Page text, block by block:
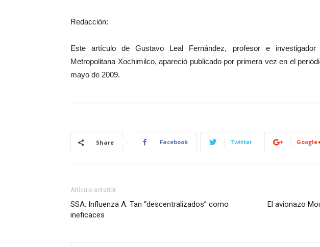
Redacción:
Este artículo de Gustavo Leal Fernández, profesor e
Metropolitana Xochimilco, apareció publicado por primera vez en el
mayo de 2009.
Share Facebook Twitter Google+
Artículo anterior
SSA. Influenza A. Tan “descentralizados” como
ineficaces
El avionazo